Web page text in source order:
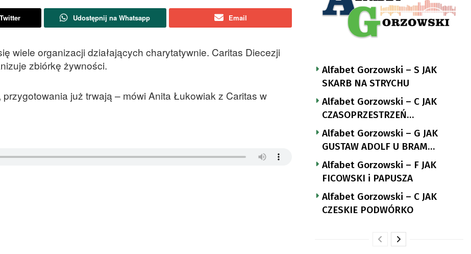
Udostępnij na Whatsapp Email
wiele organizacji działających charytatywnie. Caritas Diecezji
zbiórkę żywności.
już trwają – mówi Anita Łukowiak z Caritas w
Alfabet Gorzowski – S JAK
SKARB NA STRYCHU
Alfabet Gorzowski – C JAK
CZASOPRZESTRZEŃ
NUTTGENSA
Alfabet Gorzowski – G JAK
GUSTAW ADOLF U BRAM
LANDSBERGA
Alfabet Gorzowski – F JAK
FICOWSKI i PAPUSZA
Alfabet Gorzowski – C JAK
CZESKIE PODWÓRKO